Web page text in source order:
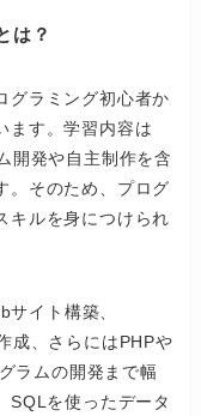
は？
グラミング初心者か
ます。学習内容は
開発や自主制作を含
。そのため、プログ
キルを身につけられ
イト構築、
成、さらにはPHPや
ラムの開発まで幅
SQLを使ったデータ